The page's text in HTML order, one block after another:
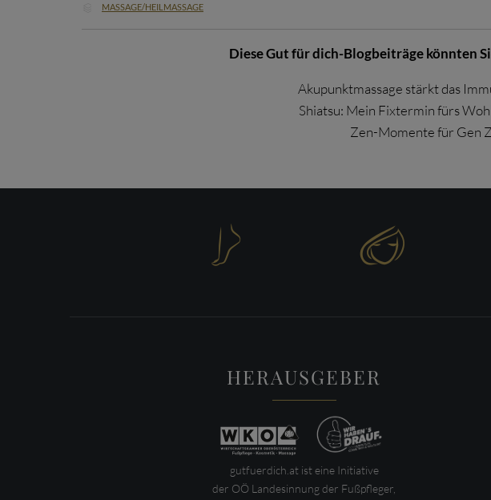
MASSAGE/HEILMASSAGE
Diese Gut für dich-Blogbeiträge könnten
Akupunktmassage stärkt das
Shiatsu: Mein Fixtermin fürs
Zen-Momente für Gen Z
 
HERAUSGEBER
gutfuerdich.at ist eine Initiative
der OÖ Landesinnung der Fußpfleger,